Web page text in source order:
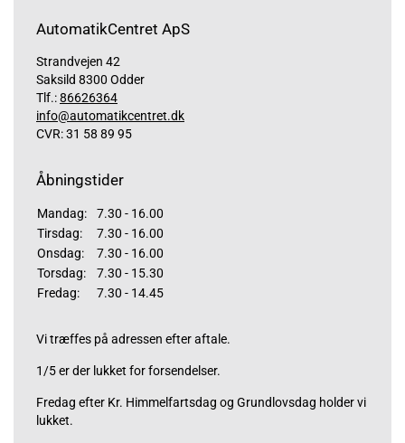
AutomatikCentret ApS
Strandvejen 42
Saksild 8300 Odder
Tlf.:86626364
info@automatikcentret.dk
CVR: 31 58 89 95
Åbningstider
Mandag:
7.30 - 16.00
Tirsdag:
7.30 - 16.00
Onsdag:
7.30 - 16.00
Torsdag:
7.30 - 15.30
Fredag:
7.30 - 14.45
Vi træffes på adressen efter aftale.
1/5 er der lukket for forsendelser.
Fredag efter Kr. Himmelfartsdag og Grundlovsdag holder vi
lukket.